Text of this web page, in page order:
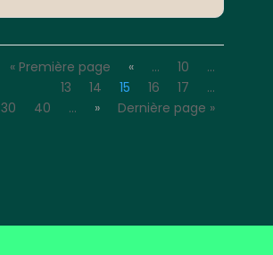
« Première page « … 10
…
13
14 15 16 17
…
30 40 … » Dernière page »